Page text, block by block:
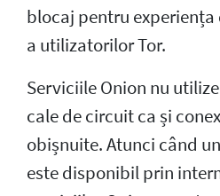
blocaj pentru experiența
a utilizatorilor Tor.
Serviciile Onion nu
cale de circuit ca și
obișnuite. Atunci când
este disponibil prin